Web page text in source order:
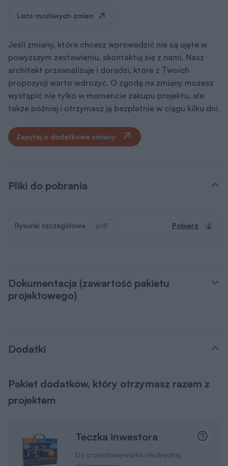
Lista możliwych zmian
Jeśli zmiany, które chcesz wprowadzić nie są ujęte w
powyższym zestawieniu, skontaktuj się z nami. Nasz
architekt przeanalizuje i doradzi, które z Twoich
propozycji warto wdrożyć. O zgodę na zmiany możesz
wystąpić nie tylko w momencie zakupu projektu, ale
także później i otrzymasz ją bezpłatnie w ciągu kilku dni.
Zapytaj o dodatkowe zmiany
Pliki do pobrania
Rysunki szczegółowe pdf Pobierz
Dokumentacja (zawartość pakietu
projektowego)
Dodatki
Pakiet dodatków, który otrzymasz razem z
projektem
Teczka inwestora
Do przechowywania niezbędnej